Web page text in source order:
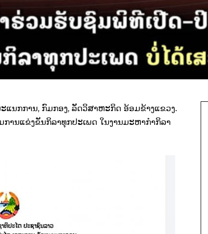
ແນກການ, ກົມກອງ, ລັດວິສາຫະກິດ ອ້ອມຂ້າງແຂວງ.
ານແຂ່ງຂັນກິລາທຸກປະເພດ ໃນງານມະຫາກໍາກິລາ